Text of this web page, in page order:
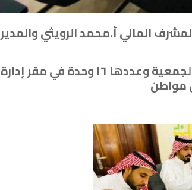
المالي أ.محمد الرويثي والمدير
‏سحب القرعة العلنية للوحدات السكنية لمستفيدي الجمعية وعددها ١٦ وحدة في مقر إدارة
مواطن